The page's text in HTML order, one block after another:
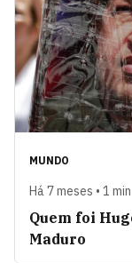
MUNDO
Há 7 meses • 1
Quem foi
Maduro